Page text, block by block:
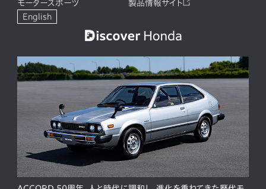
モータースポーツ
製品情報サイト
English